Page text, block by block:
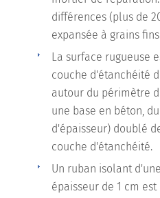
différences (plus de
expansée à grains
La surface rugueuse
couche d'étanchéité
autour du périmètre
une base en béton,
d'épaisseur) doublé
couche d'étanchéité.
Un ruban isolant
épaisseur de 1 cm